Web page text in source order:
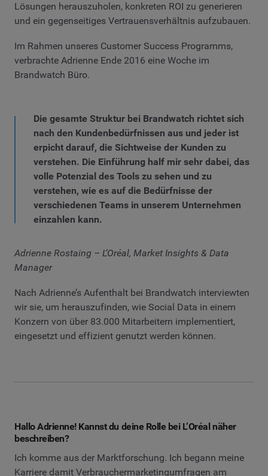
Lösungen herauszuholen, konkreten ROI zu generieren
und ein gegenseitiges Vertrauensverhältnis aufzubauen.
Im Rahmen unseres Customer Success Programms,
verbrachte Adrienne Ende 2016 eine Woche im
Brandwatch Büro.
Die gesamte Struktur bei Brandwatch richtet sich
nach den Kundenbedürfnissen aus und jeder ist
erpicht darauf, die Sichtweise der Kunden zu
verstehen. Die Einführung half mir sehr dabei, das
volle Potenzial des Tools zu sehen und zu
verstehen, wie es auf die Bedürfnisse der
verschiedenen Teams in unserem Unternehmen
einzahlen kann.
Adrienne Rostaing – L’Oréal, Market Insights & Data
Manager
Nach Adrienne’s Aufenthalt bei Brandwatch interviewten
wir sie, um herauszufinden, wie Social Data in einem
Konzern von über 83.000 Mitarbeitern implementiert,
eingesetzt und effizient genutzt werden können.
Hallo Adrienne! Kannst du deine Rolle bei L’Oréal näher
beschreiben?
Ich komme aus der Marktforschung. Ich begann meine
Karriere damit Verbrauchermarketingumfragen am